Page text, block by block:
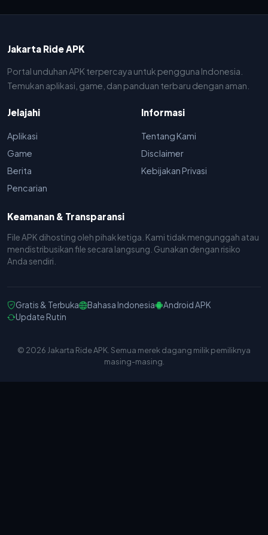
Jakarta Ride APK
Portal unduhan APK terpercaya untuk pengguna Indonesia.
Temukan aplikasi, game, dan panduan terbaru dengan aman.
Jelajahi
Aplikasi
Game
Berita
Pencarian
Informasi
Tentang Kami
Disclaimer
Kebijakan Privasi
Keamanan & Transparansi
File APK dihosting oleh pihak ketiga. Kami tidak mengunggah atau
mendistribusikan file secara langsung. Gunakan dengan risiko
Anda sendiri.
Gratis & Terbuka Bahasa Indonesia
Android APK
Update Rutin
© 2026 Jakarta Ride APK. Semua merek dagang milik pemiliknya
masing-masing.